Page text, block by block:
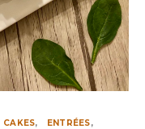
CAKES
ENTRÉES